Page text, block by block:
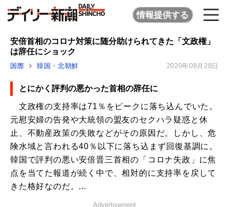
情報提供する
安倍首相のコロナ対策に随分助けられてきた「文政権」
は辞任にショック
国際 韓国・北朝鮮 2020年08月28日
とにかく評判の悪かった首相の辞任に
文政権の支持率は71％をピークに落ち込んでいた。
元慰安婦の告発や大統領の盟友のセクハラ疑惑と休
止、不動産政策の失敗などがその原因だ。しかし、危
険水域と言われる40％以下に落ち込まず回復基調に。
韓国で評判の悪い安倍晋三首相の「コロナ失政」に焦
点を当てた報道が続く中で、相対的に支持率を戻して
きた格好なのだ。...
Advertisement